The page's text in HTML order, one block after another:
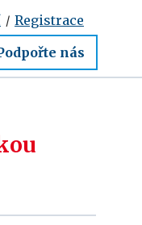
nás
/ Registrace